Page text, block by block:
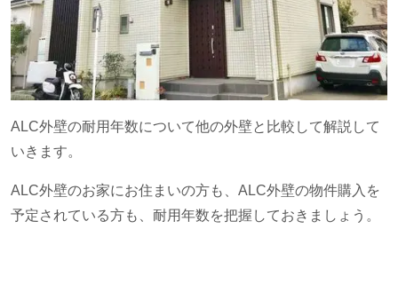
ALC外壁の耐用年数について他の外壁と比較して解説して
いきます。
ALC外壁のお家にお住まいの方も、 ALC外壁の物件購入を
予定されている方も、耐用年数を把握しておきましょう。